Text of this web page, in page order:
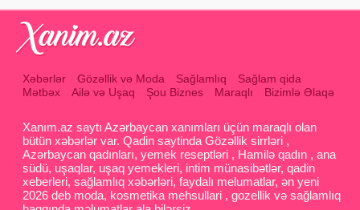
Xəbərlər Gözəllik və Moda Sağlamlıq
Sağlam qida
Mətbəx
Ailə və Uşaq Şou Biznes Maraqlı Bizimlə Əlaqə
Xanım.az saytı Azərbaycan xanımları üçün maraqlı olan
bütün xəbərlər var. Qadin saytinda Gözəllik sirrləri ,
Azərbaycan qadınları, yemek reseptləri , Hamilə qadın , ana
südü, uşaqlar, uşaq yemekleri, intim münasibətlər, qadin
xeberleri, sağlamlıq xəbərləri, faydalı melumatlar, ən yeni
2026 deb moda, kosmetika mehsullari , gozellik və sağlamlıq